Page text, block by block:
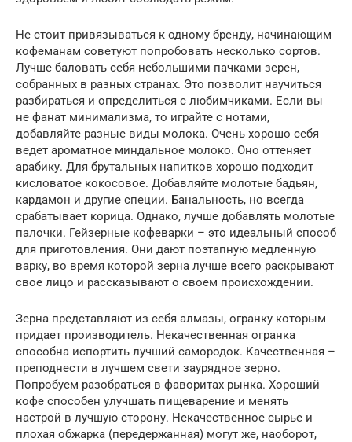
Не стоит привязываться к одному бренду, начинающим
кофеманам советуют попробовать несколько сортов.
Лучше баловать себя небольшими пачками зерен,
собранных в разных странах. Это позволит научиться
разбираться и определиться с любимчиками. Если вы
не фанат минимализма, то играйте с нотами,
добавляйте разные виды молока. Очень хорошо себя
ведет ароматное миндальное молоко. Оно оттеняет
арабику. Для брутальных напитков хорошо подходит
кисловатое кокосовое. Добавляйте молотые бадьян,
кардамон и другие специи. Банальность, но всегда
срабатывает корица. Однако, лучше добавлять молотые
палочки. Гейзерные кофеварки – это идеальный способ
для приготовления. Они дают поэтапную медленную
варку, во время которой зерна лучше всего раскрывают
свое лицо и рассказывают о своем происхождении.
Зерна представляют из себя алмазы, огранку которым
придает производитель. Некачественная огранка
способна испортить лучший самородок. Качественная –
преподнести в лучшем свети заурядное зерно.
Попробуем разобраться в фаворитах рынка. Хороший
кофе способен улучшать пищеварение и менять
настрой в лучшую сторону. Некачественное сырье и
плохая обжарка (передержанная) могут же, наоборот,